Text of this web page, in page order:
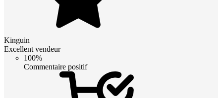
Kinguin
Excellent vendeur
100%
Commentaire positif